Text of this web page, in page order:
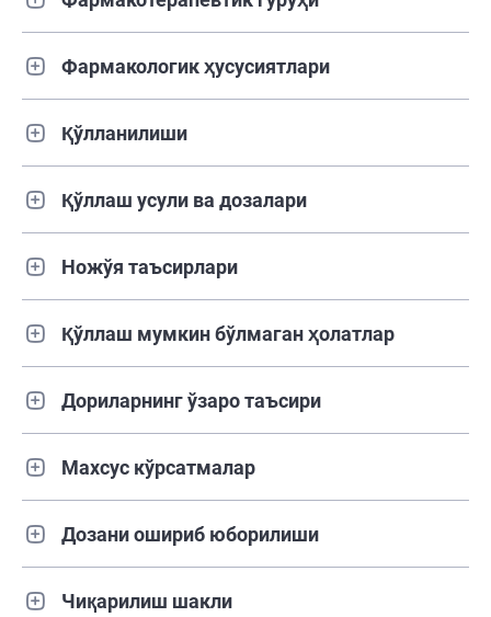
Фармакологик ҳусусиятлари
Қўлланилиши
Қўллаш усули ва дозалари
Ножўя таъсирлари
Қўллаш мумкин бўлмаган ҳолатлар
Дориларнинг ўзаро таъсири
Махсус кўрсатмалар
Дозани ошириб юборилиши
Чиқарилиш шакли